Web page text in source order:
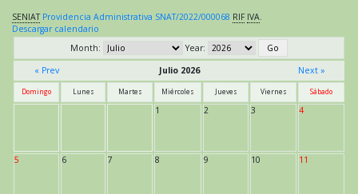
SENIAT Providencia Administrativa SNAT/2022/000068 RIF IVA.
Descargar calendario
Month:
Year:
« Prev
Julio 2026 Next »
Domingo Lunes Martes Miércoles Jueves Viernes Sábado
1 2 3 4
5 6 7 8 9 10 11